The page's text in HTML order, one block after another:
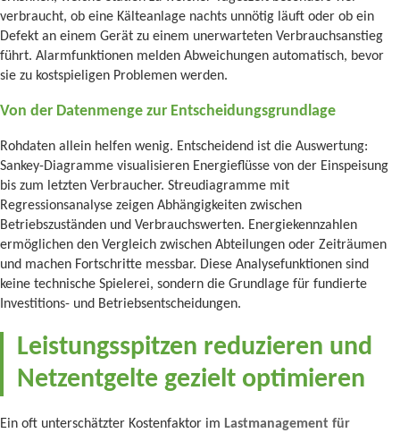
verbraucht, ob eine Kälteanlage nachts unnötig läuft oder ob ein
Defekt an einem Gerät zu einem unerwarteten Verbrauchsanstieg
führt. Alarmfunktionen melden Abweichungen automatisch, bevor
sie zu kostspieligen Problemen werden.
Von der Datenmenge zur Entscheidungsgrundlage
Rohdaten allein helfen wenig. Entscheidend ist die Auswertung:
Sankey-Diagramme visualisieren Energieflüsse von der Einspeisung
bis zum letzten Verbraucher. Streudiagramme mit
Regressionsanalyse zeigen Abhängigkeiten zwischen
Betriebszuständen und Verbrauchswerten. Energiekennzahlen
ermöglichen den Vergleich zwischen Abteilungen oder Zeiträumen
und machen Fortschritte messbar. Diese Analysefunktionen sind
keine technische Spielerei, sondern die Grundlage für fundierte
Investitions- und Betriebsentscheidungen.
Leistungsspitzen reduzieren und
Netzentgelte gezielt optimieren
Ein oft unterschätzter Kostenfaktor im Lastmanagement für